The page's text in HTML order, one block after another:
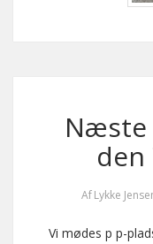
den
Af Lykke
Vi mødes p p-